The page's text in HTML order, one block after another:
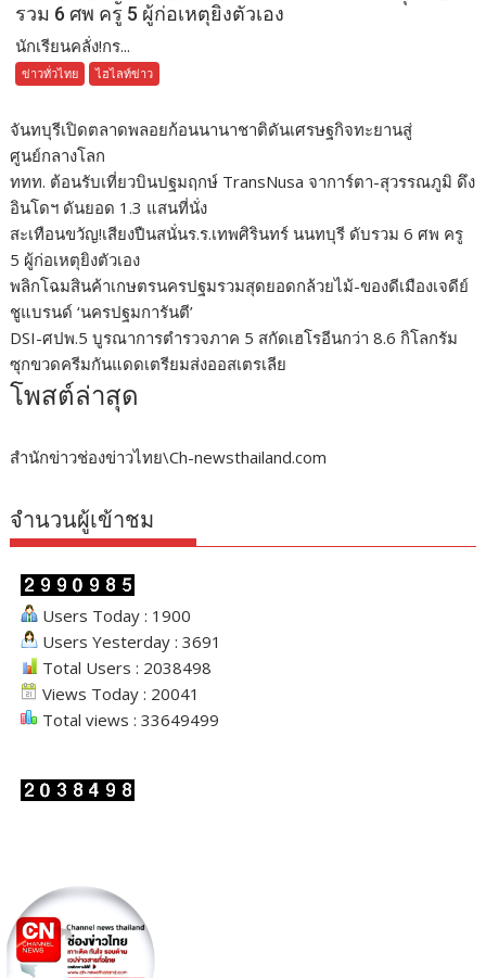
รวม 6 ศพ ครู 5 ผู้ก่อเหตุยิงตัวเอง
นักเรียนคลั่ง!กร...
ข่าวทั่วไทย ไฮไลท์ข่าว
จันทบุรีเปิดตลาดพลอยก้อนนานาชาติดันเศรษฐกิจทะยานสู่
ศูนย์กลางโลก
ททท. ต้อนรับเที่ยวบินปฐมฤกษ์ TransNusa จาการ์ตา-สุวรรณภูมิ ดึง
อินโดฯ ดันยอด 1.3 แสนที่นั่ง
สะเทือนขวัญ!เสียงปืนสนั่นร.ร.เทพศิรินทร์ นนทบุรี ดับรวม 6 ศพ ครู
5 ผู้ก่อเหตุยิงตัวเอง
พลิกโฉมสินค้าเกษตรนครปฐมรวมสุดยอดกล้วยไม้-ของดีเมืองเจดีย์
ชูแบรนด์ ‘นครปฐมการันตี’
DSI-ศปพ.5 บูรณาการตำรวจภาค 5 สกัดเฮโรอีนกว่า 8.6 กิโลกรัม
ซุกขวดครีมกันแดดเตรียมส่งออสเตรเลีย
โพสต์ล่าสุด
สำนักข่าวช่องข่าวไทย\Ch-newsthailand.com
จำนวนผู้เข้าชม
Users Today : 1900
Users Yesterday : 3691
Total Users : 2038498
Views Today : 20041
Total views : 33649499